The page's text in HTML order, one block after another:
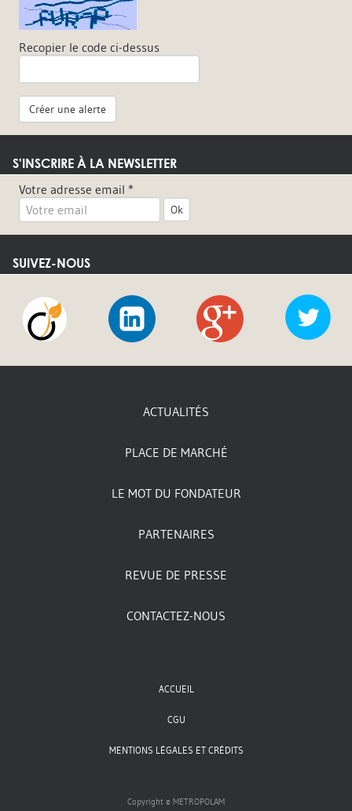
Recopier le code ci-dessus
Créer une alerte
S'INSCRIRE À LA NEWSLETTER
Votre adresse email *
Ok
SUIVEZ-NOUS
LinkedIn
ACTUALITÉS
PLACE DE MARCHÉ
LE MOT DU FONDATEUR
PARTENAIRES
REVUE DE PRESSE
CONTACTEZ-NOUS
ACCUEIL
CGU
MENTIONS LÉGALES ET CRÉDITS
Copyright © METROPOLAM